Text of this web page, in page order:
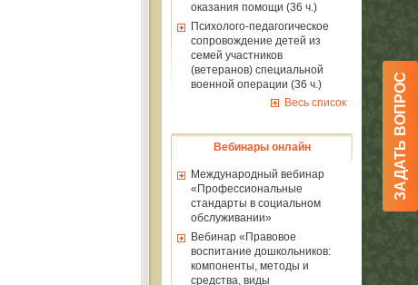
оказания помощи (36 ч.)
Психолого-педагогическое
сопровождение детей из
семей участников
(ветеранов) специальной
военной операции (36 ч.)
Весь список
Вебинары онлайн
Международный вебинар
«Профессиональные
стандарты в социальном
обслуживании»
Вебинар «Правовое
воспитание дошкольников:
компоненты, методы и
средства, виды
ЗАДАТЬ ВОПРОС